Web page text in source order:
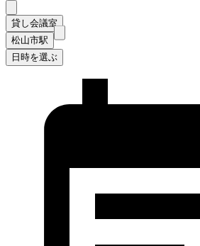
貸し会議室
松山市駅
日時を選ぶ